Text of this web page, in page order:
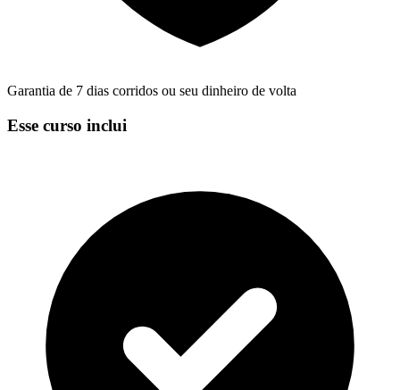
Garantia de 7 dias corridos ou seu dinheiro de volta
Esse curso inclui